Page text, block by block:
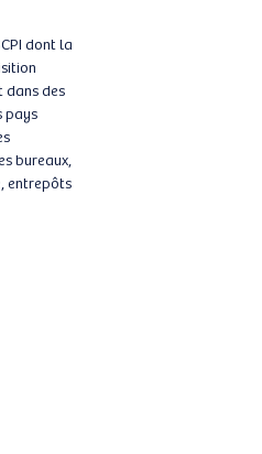
dont la
dans des
pays
bureaux,
entrepôts